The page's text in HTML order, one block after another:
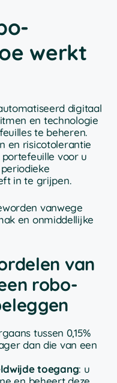
werkt
digitaal
en technologie
te beheren.
en risicotolerantie
voor u
in te grijpen.
vanwege
en onmiddellijke
van
robo-
tussen 0,15%
dan die van een
toegang: u